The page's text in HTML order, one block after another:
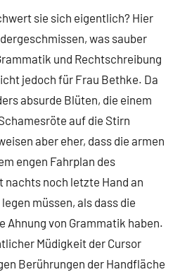
sie sich eigentlich? Hier
was sauber
und Rechtschreibung
jedoch für Frau Bethke. Da
absurde Blüten, die einem
auf die Stirn
aber eher, dass die armen
engen Fahrplan des
noch letzte Hand an
müssen, als dass die
Ahnung von Grammatik haben.
Müdigkeit der Cursor
Berührungen der Handfläche